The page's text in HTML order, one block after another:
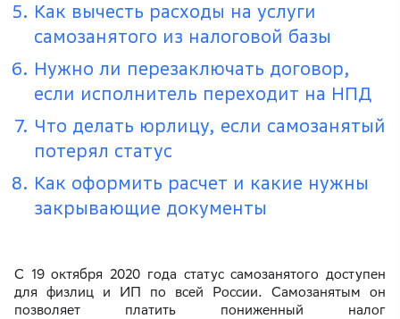
Как вычесть расходы на услуги
самозанятого из налоговой базы
Нужно ли перезаключать договор,
если исполнитель переходит на НПД
Что делать юрлицу, если самозанятый
потерял статус
Как оформить расчет и какие нужны
закрывающие документы
С 19 октября 2020 года статус самозанятого доступен
для физлиц и ИП по всей России. Самозанятым он
позволяет платить пониженный налог